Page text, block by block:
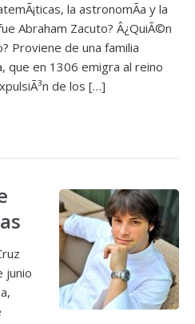
la astronomÃ­a y la
Abraham Zacuto? Â¿QuiÃ©n
Proviene de una familia
que en 1306 emigra al reino
de los […]
junio